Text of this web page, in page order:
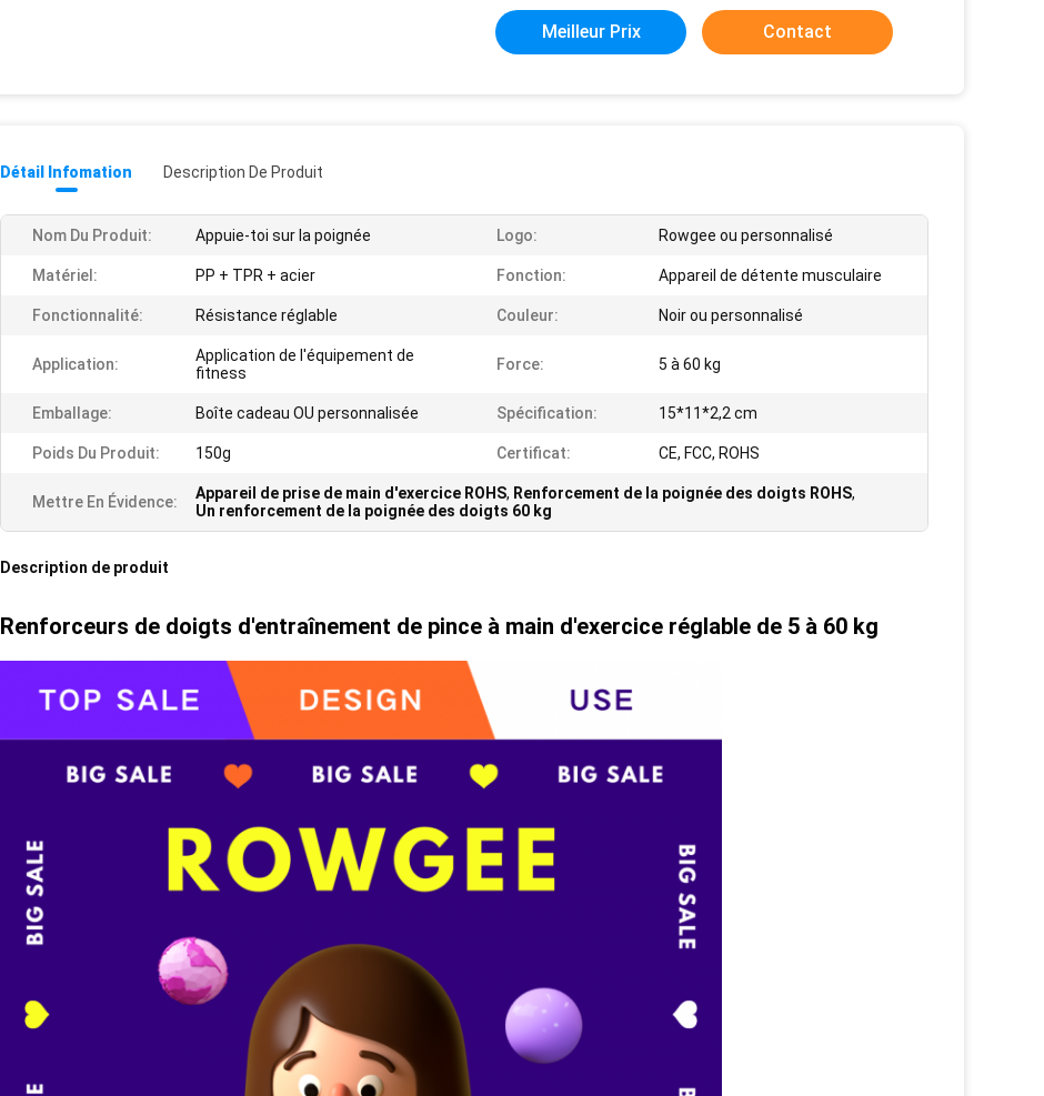
Meilleur Prix Contact
Détail Infomation Description De Produit
Nom Du Produit: Appuie-toi sur la poignée Logo: Rowgee ou personnalisé
Matériel: PP + TPR + acier Fonction: Appareil de détente musculaire
Fonctionnalité: Résistance réglable Couleur: Noir ou personnalisé
Application:
Application de l'équipement de
fitness
Force: 5 à 60 kg
Emballage: Boîte cadeau OU personnalisée Spécification: 15*11*2,2 cm
Poids Du Produit: 150g Certificat: CE, FCC, ROHS
Mettre En Évidence: Appareil de prise de main d'exercice ROHS, Renforcement de la poignée des doigts ROHS,
Un renforcement de la poignée des doigts 60 kg
Description de produit
Renforceurs de doigts d'entraînement de pince à main d'exercice réglable de 5 à 60 kg